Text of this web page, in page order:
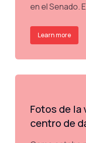
en el Senado.
Learn more
Fotos de la
centro de